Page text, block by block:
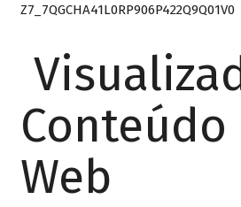
Z7_7QGCHA41L0RP906P422Q9Q01V0
Conteúdo
Web